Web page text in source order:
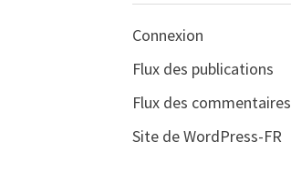
Connexion
Flux des publications
Flux des commentaires
Site de WordPress-FR